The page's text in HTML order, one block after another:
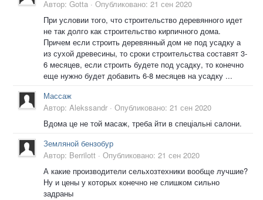
Автор: Gotta · Опубликовано: 21 сен 2020
При условии того, что строительство деревянного идет
не так долго как строительство кирпичного дома.
Причем если строить деревянный дом не под усадку а
из сухой древесины, то сроки строительства составят 3-
6 месяцев, если строить будете под усадку, то конечно
еще нужно будет добавить 6-8 месяцев на усадку ...
Массаж
Автор: Alekssandr · Опубликовано: 21 сен 2020
Вдома це не той масаж, треба йти в спеціальні салони.
Земляной бензобур
Автор: Berrilott · Опубликовано: 21 сен 2020
А какие производители сельхозтехники вообще лучшие?
Ну и цены у которых конечно не слишком сильно
задраны